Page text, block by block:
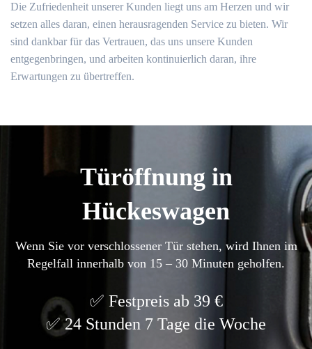
Die Zufriedenheit unserer Kunden liegt uns am Herzen und wir
setzen alles daran, einen herausragenden Service zu bieten.​ Wir
sind dankbar für das Vertrauen, das uns unsere Kunden
entgegenbringen, und arbeiten kontinuierlich daran, ihre
Erwartungen zu übertreffen.​
Türöffnung in
Hückeswagen
Wenn Sie vor verschlossener Tür stehen, wird Ihnen im
Regelfall innerhalb von 15 – 30 Minuten geholfen.
Festpreis ab 39 €
24 Stunden 7 Tage die Woche